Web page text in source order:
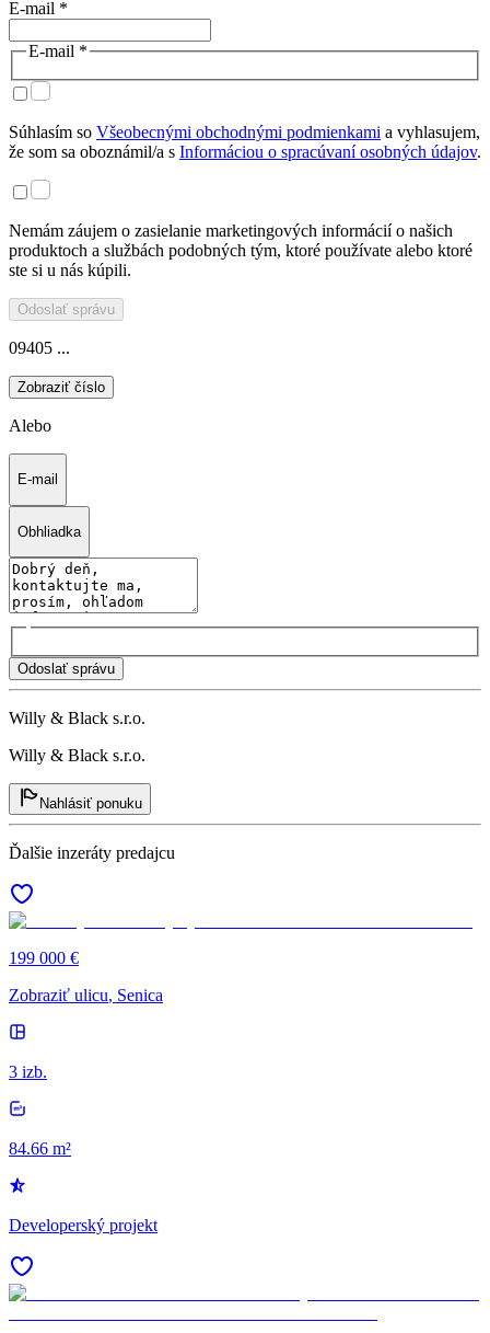
E-mail *
E-mail *
Súhlasím so Všeobecnými obchodnými podmienkami a vyhlasujem,
že som sa oboznámil/a s Informáciou o spracúvaní osobných údajov.
Nemám záujem o zasielanie marketingových informácií o našich
produktoch a službách podobných tým, ktoré používate alebo ktoré
ste si u nás kúpili.
Odoslať správu
09405 ...
Zobraziť číslo
Alebo
E-mail
Obhliadka
Odoslať správu
Willy & Black s.r.o.
Willy & Black s.r.o.
Nahlásiť ponuku
Ďalšie inzeráty predajcu
199 000 €
Zobraziť ulicu, Senica
3 izb.
84.66 m²
Developerský projekt